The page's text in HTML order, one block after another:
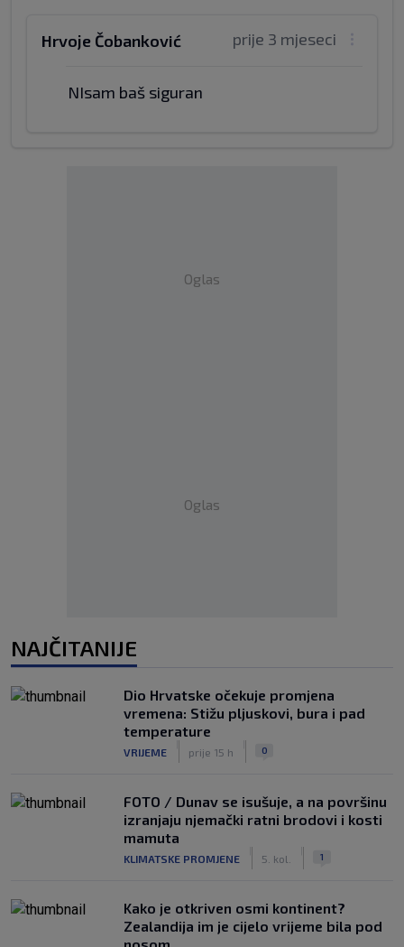
prije 3 mjeseci
Hrvoje Čobanković
NIsam baš siguran
Oglas
Oglas
NAJČITANIJE
Dio Hrvatske očekuje promjena
vremena: Stižu pljuskovi, bura i pad
temperature
VRIJEME prije 15 h 0
FOTO / Dunav se isušuje, a na površinu
izranjaju njemački ratni brodovi i kosti
mamuta
KLIMATSKE PROMJENE 5. kol. 1
Kako je otkriven osmi kontinent?
Zealandija im je cijelo vrijeme bila pod